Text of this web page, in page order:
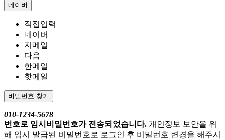
네이버
직접입력
네이버
지메일
다음
한메일
핫메일
비밀번호 찾기
010-1234-5678
번호로 임시비밀번호가 전송되었습니다. 개인정보 보안을 위
해 임시 발급된 비밀번호로 로그인 후 비밀번호 변경을 해주시